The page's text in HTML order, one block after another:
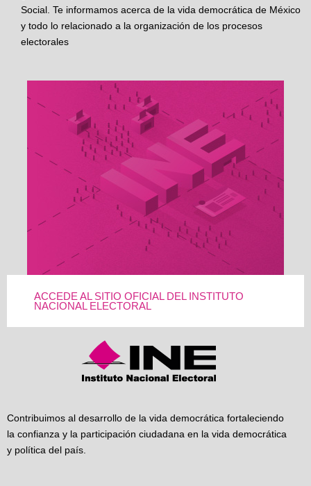
Social. Te informamos acerca de la vida democrática de México
y todo lo relacionado a la organización de los procesos
electorales
ACCEDE AL SITIO OFICIAL DEL INSTITUTO
NACIONAL ELECTORAL
Contribuimos al desarrollo de la vida democrática fortaleciendo
la confianza y la participación ciudadana en la vida democrática
y política del país.